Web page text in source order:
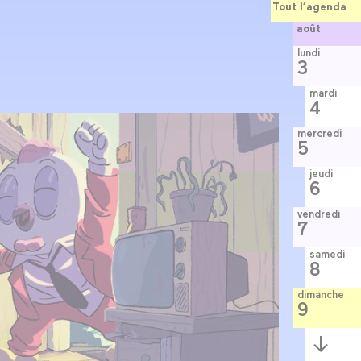
Tout l’agenda
août
lundi
3
mardi
4
mercredi
5
jeudi
6
vendredi
7
samedi
8
dimanche
9
Semaine
suivante